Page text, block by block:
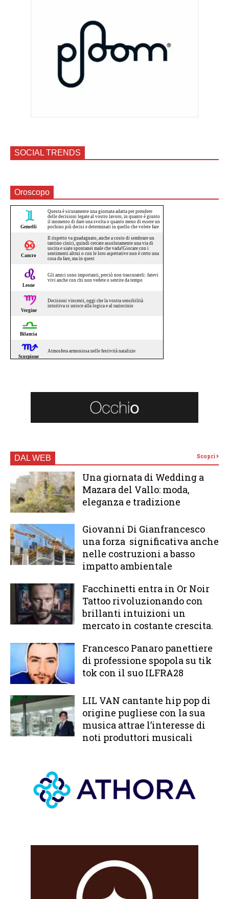
SOCIAL TRENDS
Oroscopo
DAL WEB Scopri
Una giornata di Wedding a
Mazara del Vallo: moda,
eleganza e tradizione
Giovanni Di Gianfrancesco
una forza significativa anche
nelle costruzioni a basso
impatto ambientale
Facchinetti entra in Or Noir
Tattoo rivoluzionando con
brillanti intuizioni un
mercato in costante crescita.
Francesco Panaro panettiere
di professione spopola su tik
tok con il suo ILFRA28
LIL VAN cantante hip pop di
origine pugliese con la sua
musica attrae l’interesse di
noti produttori musicali